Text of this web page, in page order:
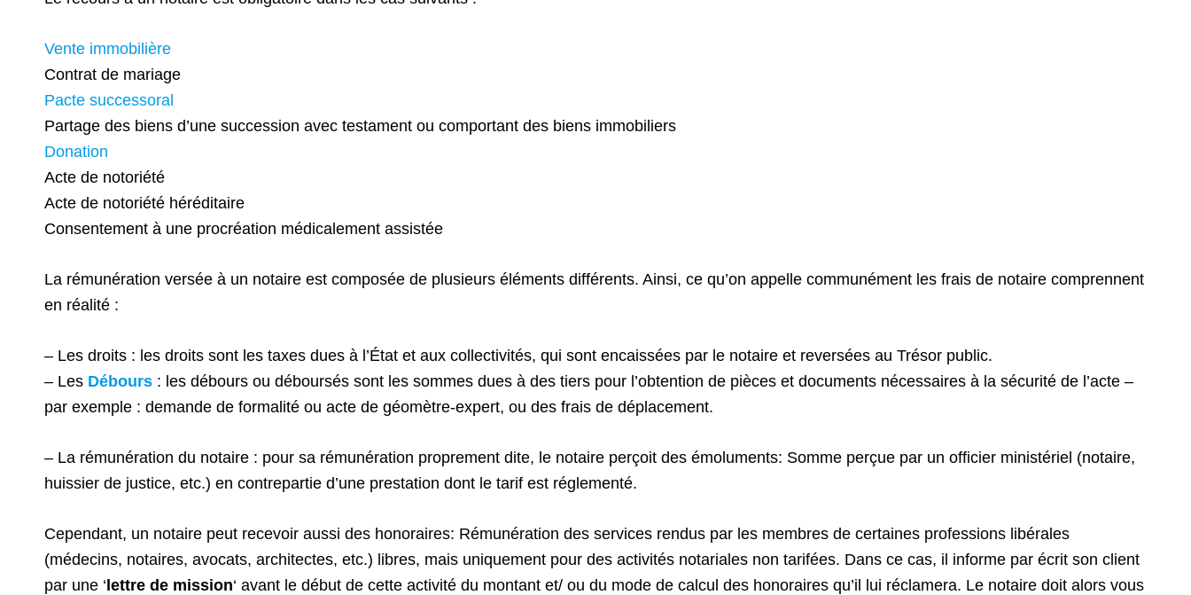
Vente immobilière
Contrat de mariage
Pacte successoral
Partage des biens d’une succession avec testament ou comportant des biens immobiliers
Donation
Acte de notoriété
Acte de notoriété héréditaire
Consentement à une procréation médicalement assistée
La rémunération versée à un notaire est composée de plusieurs éléments différents. Ainsi, ce qu’on appelle communément les frais de notaire comprennent
en réalité :
– Les droits : les droits sont les taxes dues à l’État et aux collectivités, qui sont encaissées par le notaire et reversées au Trésor public.
– Les Débours : les débours ou déboursés sont les sommes dues à des tiers pour l’obtention de pièces et documents nécessaires à la sécurité de l’acte –
par exemple : demande de formalité ou acte de géomètre-expert, ou des frais de déplacement.
– La rémunération du notaire : pour sa rémunération proprement dite, le notaire perçoit des émoluments: Somme perçue par un officier ministériel (notaire,
huissier de justice, etc.) en contrepartie d’une prestation dont le tarif est réglementé.
Cependant, un notaire peut recevoir aussi des honoraires: Rémunération des services rendus par les membres de certaines professions libérales
(médecins, notaires, avocats, architectes, etc.) libres, mais uniquement pour des activités notariales non tarifées. Dans ce cas, il informe par écrit son client
par une ‘ lettre de mission‘ avant le début de cette activité du montant et/ ou du mode de calcul des honoraires qu’il lui réclamera. Le notaire doit alors vous